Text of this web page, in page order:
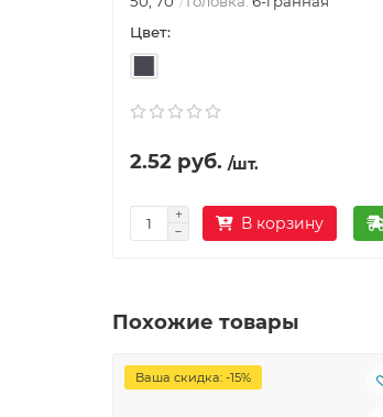
Цвет:
2.52 руб. /шт.
В корзину
Похожие товары
Ваша скидка: -15%